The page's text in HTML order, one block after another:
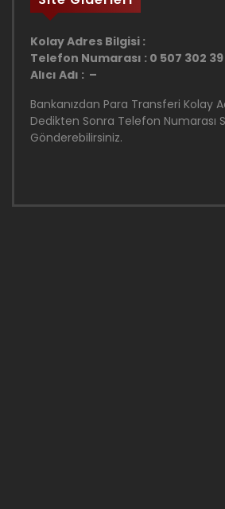
Kolay Adres Bilgisi :
Telefon Numarası : 0 507 302 39
Alıcı Adı : –
Bankanızdan Para Transferi Kolay
Dedikten Sonra Telefon Numarası
Gönderebilirsiniz.